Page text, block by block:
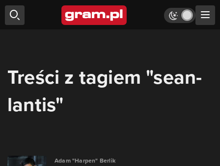
Treści z tagiem "sean-
lantis"
Adam "Harpen" Berlik